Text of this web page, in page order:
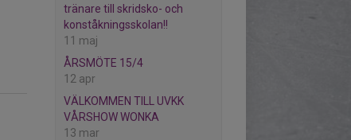
tränare till skridsko- och
konståkningsskolan!!
11 maj
ÅRSMÖTE 15/4
12 apr
VÄLKOMMEN TILL UVKK
VÅRSHOW WONKA
13 mar